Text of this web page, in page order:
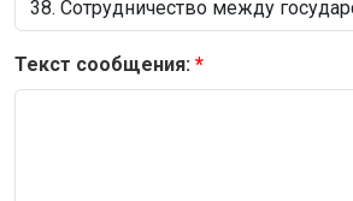
Текст сообщения: